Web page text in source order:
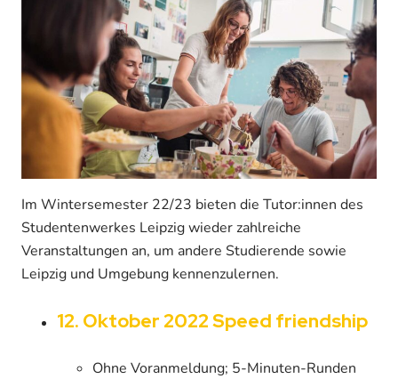
Im Wintersemester 22/23 bieten die Tutor:innen des
Studentenwerkes Leipzig wieder zahlreiche
Veranstaltungen an, um andere Studierende sowie
Leipzig und Umgebung kennenzulernen.
12. Oktober 2022 Speed friendship
Ohne Voranmeldung; 5-Minuten-Runden